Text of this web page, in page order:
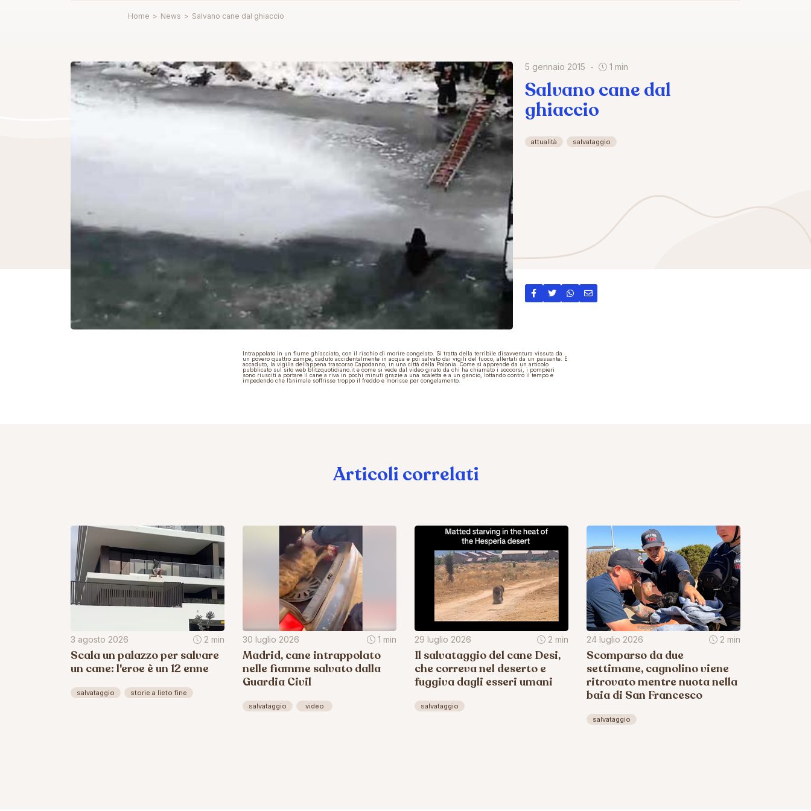
Home > News > Salvano cane dal ghiaccio
5 gennaio 2015 1 min
Salvano cane dal
ghiaccio
attualità salvataggio
Intrappolato in un fiume ghiacciato, con il rischio di morire congelato. Si tratta della terribile disavventura vissuta da
un povero quattro zampe, caduto accidentalmente in acqua e poi salvato dai vigili del fuoco, allertati da un passante. È
accaduto, la vigilia dell’appena trascorso Capodanno, in una città della Polonia. Come si apprende da un articolo
pubblicato sul sito web blitzquotidiano.it e come si vede dal video girato da chi ha chiamato i soccorsi, i pompieri
sono riusciti a portare il cane a riva in pochi minuti grazie a una scaletta e a un gancio, lottando contro il tempo e
impedendo che l’animale soffrisse troppo il freddo e morisse per congelamento.
Articoli correlati
3 agosto 2026 2 min
Scala un palazzo per salvare
un cane: l'eroe è un 12 enne
salvataggio storie a lieto fine
30 luglio 2026 1 min
Madrid, cane intrappolato
nelle fiamme salvato dalla
Guardia Civil
salvataggio video
29 luglio 2026 2 min
Il salvataggio del cane Desi,
che correva nel deserto e
fuggiva dagli esseri umani
salvataggio
24 luglio 2026 2 min
Scomparso da due
settimane, cagnolino viene
ritrovato mentre nuota nella
baia di San Francesco
salvataggio